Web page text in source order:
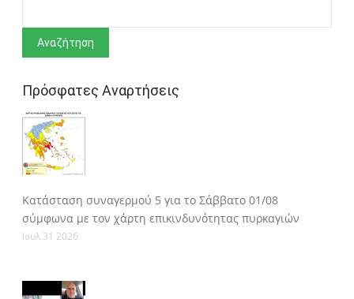
Πρόσφατες Αναρτήσεις
Κατάσταση συναγερμού 5 για το Σάββατο 01/08
σύμφωνα με τον χάρτη επικινδυνότητας πυρκαγιών
Ιουλ 31 2026